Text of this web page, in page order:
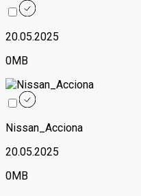
20.05.2025
0MB
Nissan_Acciona
20.05.2025
0MB